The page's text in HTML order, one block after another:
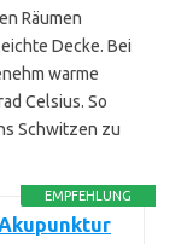
Räumen
Decke. Bei
warme
Celsius. So
Schwitzen zu
EMPFEHLUNG